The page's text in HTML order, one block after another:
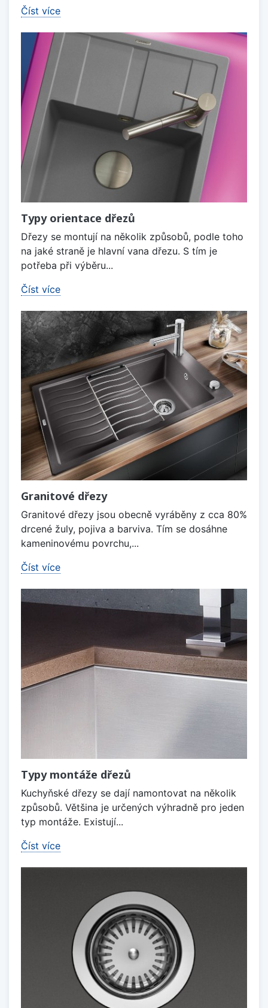
Číst více
Typy orientace dřezů
Dřezy se montují na několik způsobů, podle toho
na jaké straně je hlavní vana dřezu. S tím je
potřeba při výběru...
Číst více
Granitové dřezy
Granitové dřezy jsou obecně vyráběny z cca 80%
drcené žuly, pojiva a barviva. Tím se dosáhne
kameninovému povrchu,...
Číst více
Typy montáže dřezů
Kuchyňské dřezy se dají namontovat na několik
způsobů. Většina je určených výhradně pro jeden
typ montáže. Existují...
Číst více